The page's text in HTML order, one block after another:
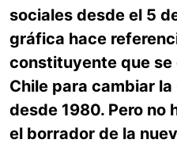
sociales desde el 5
gráfica hace
constituyente que se
Chile para cambiar
desde 1980. Pero no
el borrador de la